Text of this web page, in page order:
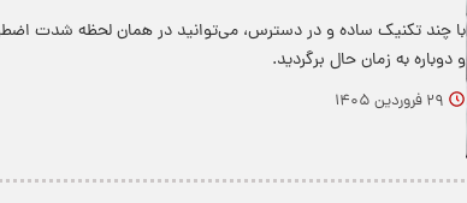
با چند تکنیک ساده و در دسترس، می‌توانید در همان لحظه شدت
و دوباره به زمان حال برگردید.
۲۹ فروردین ۱۴۰۵